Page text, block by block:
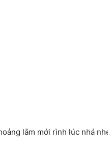
lắm mới rình lúc nhá